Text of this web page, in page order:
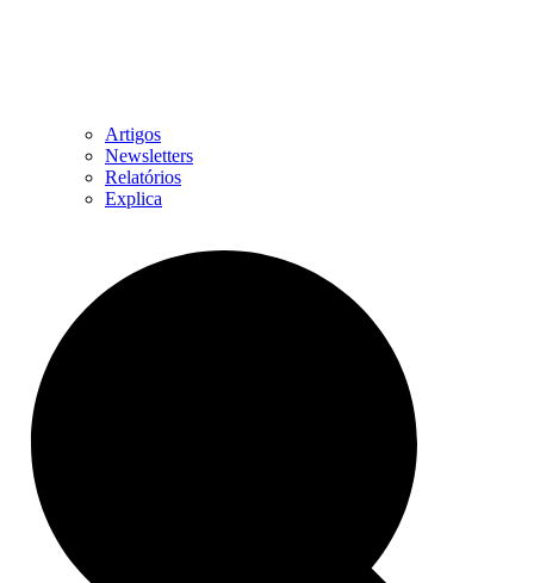
Artigos
Newsletters
Relatórios
Explica